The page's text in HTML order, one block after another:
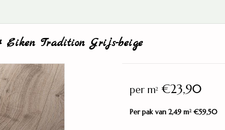
Eiken Tradition Grijs-beige
per m2€23,90
Per pak van 2,49 m2€59,50